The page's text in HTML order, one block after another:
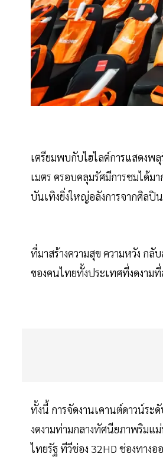
เตรียมพบกับไฮไลต์การแสดงพ
เมตร ครอบคลุมรัศมีการชมได้ม
บันเทิงยิ่งใหญ่อลังการจากศิล
ที่มาสร้างความสุข ความหวัง ก
ของคนไทยทั้งประเทศที่งดงาม
ทั้งนี้ การจัดงานเคานต์ดาวน์ระ
งดงามท่ามกลางทัศนียภาพริมแ
ไทยรัฐ ทีวีช่อง 32HD ช่องทาง